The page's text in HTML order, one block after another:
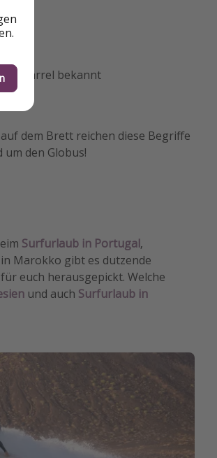
als Barrel bekannt
dem Brett reichen diese Begriffe
den Globus!
Surfurlaub in Portugal,
in Marokko gibt es dutzende
euch herausgepickt. Welche
und auch Surfurlaub in